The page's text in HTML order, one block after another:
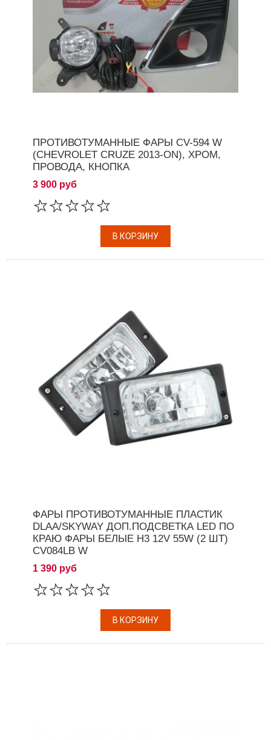
ПРОТИВОТУМАННЫЕ ФАРЫ CV-594 W
(CHEVROLET CRUZE 2013-ON), ХРОМ,
ПРОВОДА, КНОПКА
3 900 руб
ФАРЫ ПРОТИВОТУМАННЫЕ ПЛАСТИК
DLAA/SKYWAY ДОП.ПОДСВЕТКА LED ПО
КРАЮ ФАРЫ БЕЛЫЕ H3 12V 55W (2 ШТ)
CV084LB W
1 390 руб